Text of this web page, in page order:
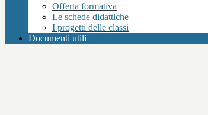
Offerta formativa
Le schede didattiche
I progetti delle classi
Documenti utili